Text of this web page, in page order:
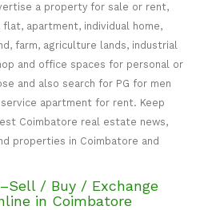
a property for sale or rent,
apartment, individual home,
farm, agriculture lands, industrial
and office spaces for personal or
and also search for PG for men
apartment for rent. Keep
Coimbatore real estate news,
properties in Coimbatore and
/ Buy / Exchange
in Coimbatore